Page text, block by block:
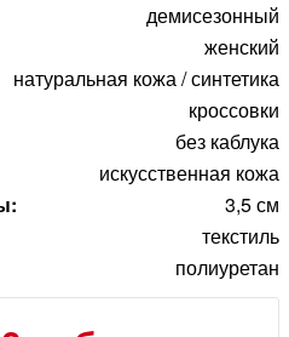
демисезонный
женский
натуральная кожа / синтетика
кроссовки
без каблука
искусственная кожа
3,5 см
текстиль
полиуретан